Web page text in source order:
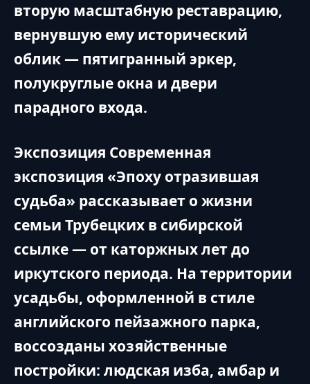
вторую масштабную реставрацию,
вернувшую ему исторический
облик — пятигранный эркер,
полукруглые окна и двери
парадного входа.
Экспозиция Современная
экспозиция «Эпоху отразившая
судьба» рассказывает о жизни
семьи Трубецких в сибирской
ссылке — от каторжных лет до
иркутского периода. На территории
усадьбы, оформленной в стиле
английского пейзажного парка,
воссозданы хозяйственные
постройки: людская изба, амбар и